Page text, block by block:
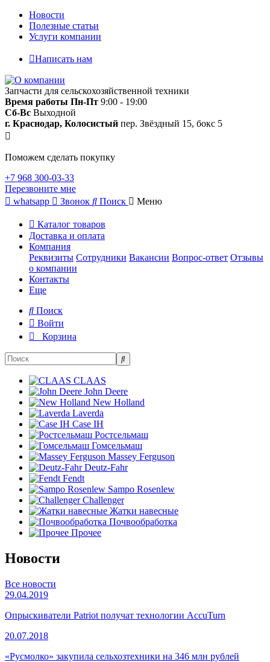
Новости
Полезные статьи
Услуги компании
Написать нам
Запчасти для сельскохозяйственной техники
Время работы Пн-Пт 9:00 - 19:00
Сб-Вс Выходной
г. Краснодар, Колосистый пер. Звёздный 15, бокс 5
Поможем сделать покупку
+7 968 300-03-33
Перезвоните мне
whatsapp
Звонок Поиск Меню
Каталог товаров
Доставка и оплата
Компания
Реквизиты Сотрудники Вакансии Вопрос-ответ Отзывы
о компании
Контакты
Еще
Поиск
Войти
Корзина
CLAAS
John Deere
New Holland
Laverda
Case IH
Ростсельмаш
Гомсельмаш
Massey Ferguson
Deutz-Fahr
Fendt
Sampo Rosenlew
Challenger
Жатки навесные
Почвообработка
Прочее
Новости
Все новости
29.04.2019
Опрыскиватели Patriot получат технологии AccuTurn
20.07.2018
«Русмолко» закупила сельхозтехники на 346 млн рублей